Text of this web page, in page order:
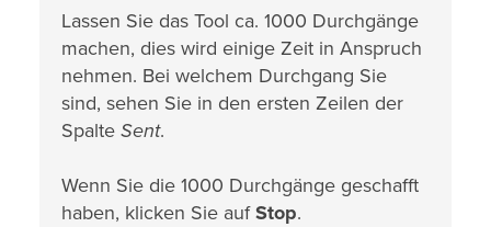
Lassen Sie das Tool ca. 1000 Durchgänge
machen, dies wird einige Zeit in Anspruch
nehmen. Bei welchem Durchgang Sie
sind, sehen Sie in den ersten Zeilen der
Spalte Sent.
Wenn Sie die 1000 Durchgänge geschafft
haben, klicken Sie aufStop.